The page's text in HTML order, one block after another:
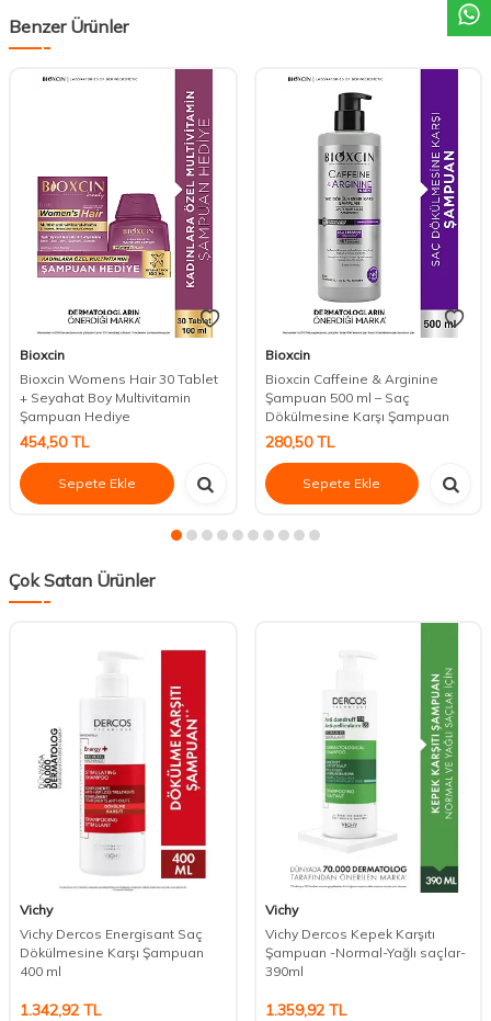
Benzer Ürünler
Bioxcin
Bioxcin Womens Hair 30 Tablet
+ Seyahat Boy Multivitamin
Şampuan Hediye
454,50TL
Sepete Ekle
Bioxcin
Bioxcin Caffeine & Arginine
Şampuan 500 ml – Saç
Dökülmesine Karşı Şampuan
280,50TL
Sepete Ekle
Çok Satan Ürünler
Vichy
Vichy Dercos Energisant Saç
Dökülmesine Karşı Şampuan
400 ml
1.342,92 TL
Vichy
Vichy Dercos Kepek Karşıtı
Şampuan -Normal-Yağlı saçlar-
390ml
1.359,92TL